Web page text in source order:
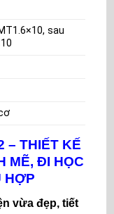
sau
– THIẾT KẾ
MẼ, ĐI HỌC
HỢP
vừa đẹp, tiết